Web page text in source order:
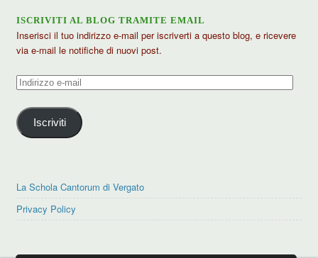
ISCRIVITI AL BLOG TRAMITE EMAIL
Inserisci il tuo indirizzo e-mail per iscriverti a questo blog, e ricevere
via e-mail le notifiche di nuovi post.
Indirizzo
mail
Iscriviti
La Schola Cantorum di Vergato
Privacy Policy